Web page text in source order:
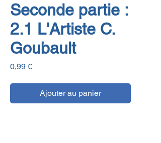
Seconde partie :
2.1 L'Artiste C.
Goubault
0,99 €Prix
Ajouter au panier